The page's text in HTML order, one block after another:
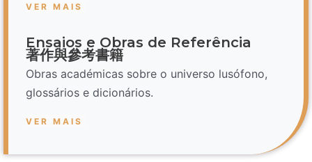
VER MAIS
Ensaios e Obras de Referência
著作與參考書籍
Obras académicas sobre o universo lusófono,
glossários e dicionários.
VER MAIS